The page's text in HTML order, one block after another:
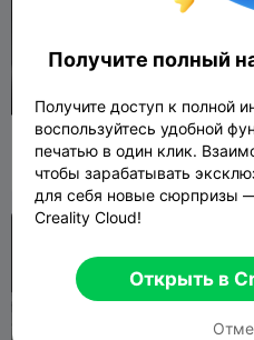
200
1:64 American Racing
Outlaw II for Hot Wheels
dimmy_3d  1
Получите полный
Получите доступ к полной
воспользуйтесь удобной
печатью в один клик.
чтобы зарабатывать
для себя новые сюрпризы
Creality Cloud!
Открыть в